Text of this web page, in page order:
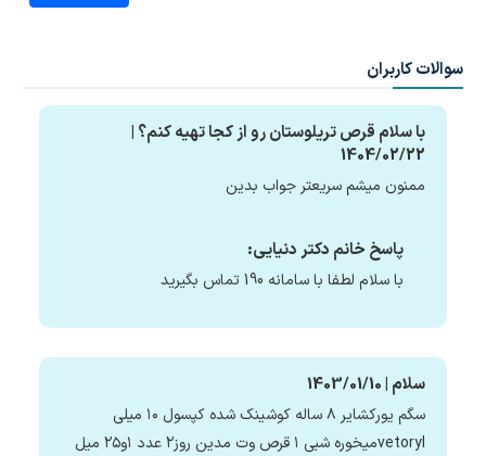
سوالات کاربران
با سلام قرص تریلوستان رو از کجا تهیه کنم؟ |
1404/02/22
ممنون میشم سریعتر جواب بدین
پاسخ خانم دکتر دنیایی:
با سلام لطفا با سامانه 190 تماس بگیرید
سلام | 1403/01/10
سگم یورکشایر ۸ ساله کوشینک شده کپسول ۱۰ میلی
vetorylمیخوره شبی ۱ قرص وت مدین روز۲ عدد ۱و۲۵ میل